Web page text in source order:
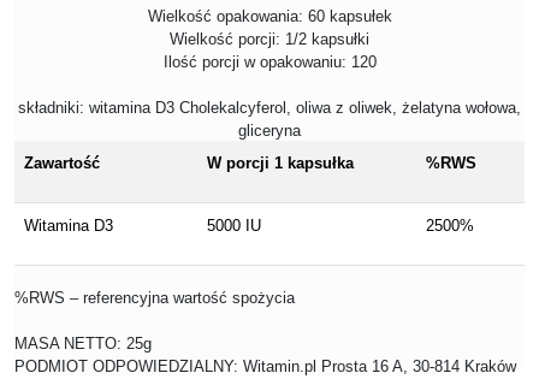
Wielkość opakowania: 60 kapsułek
Wielkość porcji: 1/2 kapsułki
Ilość porcji w opakowaniu: 120
składniki: witamina D3 Cholekalcyferol, oliwa z oliwek, żelatyna wołowa,
gliceryna
Zawartość
W porcji 1 kapsułka %RWS
Witamina D3 5000 IU 2500%
%RWS – referencyjna wartość spożycia
MASA NETTO: 25g
PODMIOT ODPOWIEDZIALNY: Witamin.pl Prosta 16 A, 30-814 Kraków